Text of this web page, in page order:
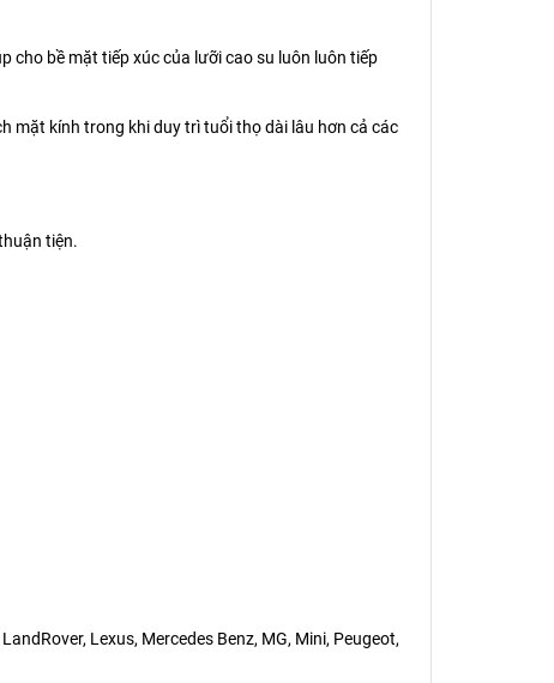
cho bề mặt tiếp xúc của lưỡi cao su luôn luôn tiếp
mặt kính trong khi duy trì tuổi thọ dài lâu hơn cả các
tiện.
Lexus, Mercedes Benz, MG, Mini, Peugeot,